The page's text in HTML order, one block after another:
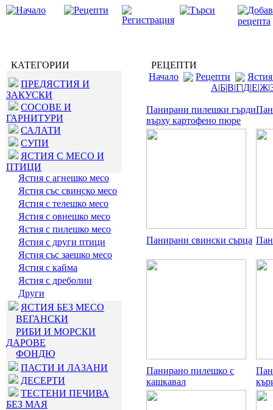
КАТЕГОРИИ
ПРЕДЯСТИЯ И
ЗАКУСКИ
СОСОВЕ И
ГАРНИТУРИ
САЛАТИ
СУПИ
ЯСТИЯ С МЕСО И
ПТИЦИ
Ястия с агнешко месо
Ястия със свинско месо
Ястия с телешко месо
Ястия с овнешко месо
Ястия с пилешко месо
Ястия с други птици
Ястия със заешко месо
Ястия с кайма
Ястия с дреболии
Други
ЯСТИЯ БЕЗ МЕСО
ВЕГАНСКИ
РИБИ И МОРСКИ
ДАРОВЕ
ФОНДЮ
ПАСТИ И ЛАЗАНИ
ДЕСЕРТИ
ТЕСТЕНИ ПЕЧИВА
БЕЗ МАЯ
РЕЦЕПТИ
Начало
Рецепти
А|Б|В|Г|Д|Е|Ж|
Панирани пилешки гърди
върху картофено пюре
Панирани свински сърца
Панирано пилешко с
кашкавал